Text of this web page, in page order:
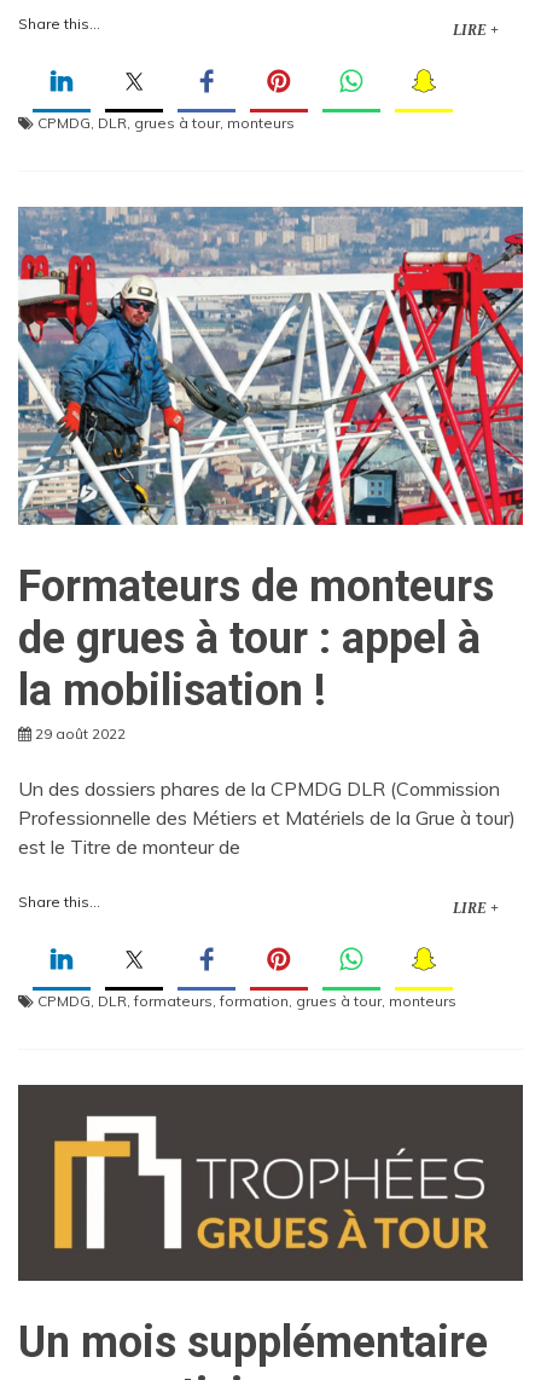
Share this... LIRE +
CPMDG DLR grues à tour, monteurs
Formateurs de monteurs
de grues à tour : appel à
la mobilisation !
29 août 2022
Un des dossiers phares de la CPMDG DLR (Commission
Professionnelle des Métiers et Matériels de la Grue à tour)
est le Titre de monteur de
Share this... LIRE +
CPMDG DLR ,formateurs ,formation grues à tour, monteurs
Un mois supplémentaire